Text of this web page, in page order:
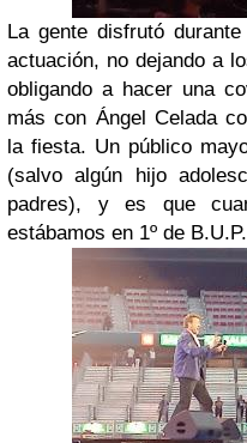
La gente disfrutó
actuación, no dejando a
obligando a hacer una
más con Ángel Celada
la fiesta. Un público
(salvo algún hijo
padres), y es que
estábamos en 1º de